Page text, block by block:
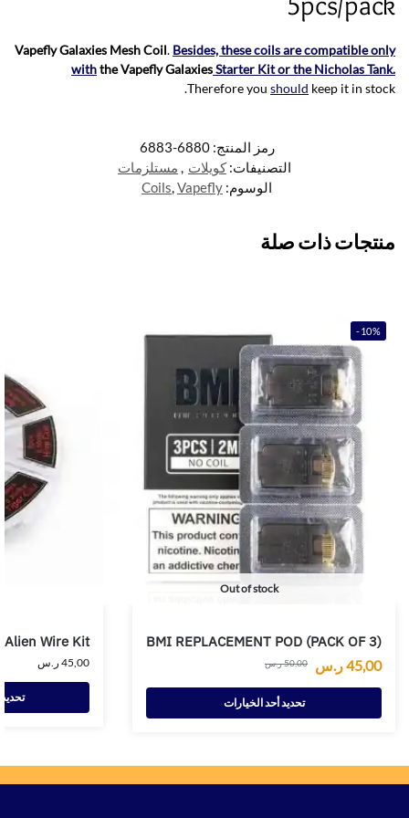
Vapefly Galaxies Mesh Coil. Besides, these coils are compatible only
withthe Vapefly GalaxiesStarter Kit or theNicholas Tank.
Therefore you should keep it in stock.
رمز المنتج:6880-6883
التصنيفات:كويلات , مستلزمات
الوسوم:
Coils,Vapefly
منتجات ذات صلة
-10%
Out of stock
BMI REPLACEMENT POD (PACK OF 3)
50,00ر.س 45,00ر.س
تحديد أحد الخيارات
Wire Kit
45,00 ر.س